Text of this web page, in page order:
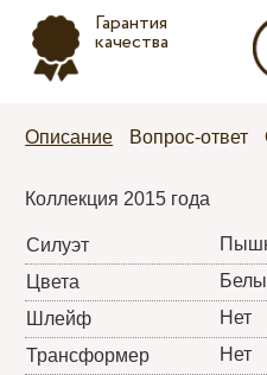
Гарантия
качества
Описание Вопрос-ответ
Коллекция 2015 года
Силуэт
Цвета
Шлейф
Нет
Трансформер
Нет